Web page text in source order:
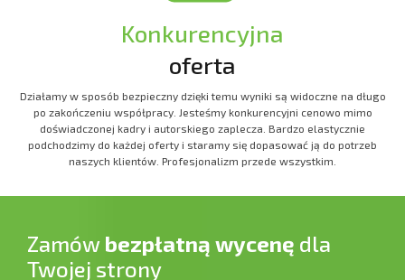
Konkurencyjna
oferta
Działamy w sposób bezpieczny dzięki temu wyniki są widoczne na długo
po zakończeniu współpracy. Jesteśmy konkurencyjni cenowo mimo
doświadczonej kadry i autorskiego zaplecza. Bardzo elastycznie
podchodzimy do każdej oferty i staramy się dopasować ją do potrzeb
naszych klientów. Profesjonalizm przede wszystkim.
Zamów bezpłatną wycenę dla
Twojej strony